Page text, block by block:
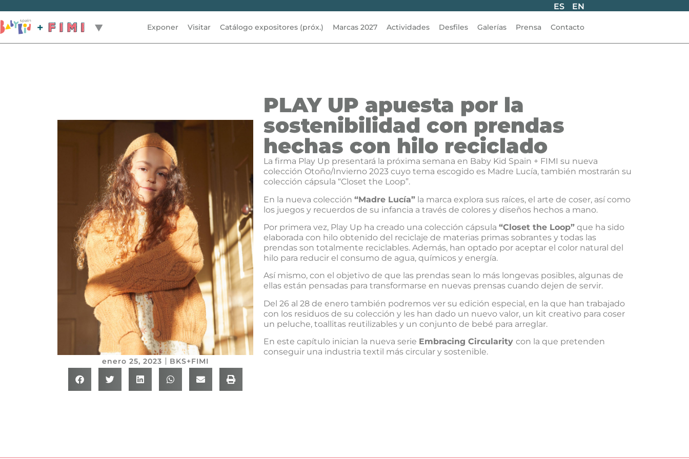
ES EN
Exponer Visitar Catálogo expositores (próx.) Marcas 2027 Actividades Desfiles Galerías Prensa Contacto
enero 25, 2023 BKS+FIMI
PLAY UP apuesta por la
sostenibilidad con prendas
hechas con hilo reciclado
La firma Play Up presentará la próxima semana en Baby Kid Spain + FIMI su nueva
colección Otoño/Invierno 2023 cuyo tema escogido es Madre Lucía, también mostrarán su
colección cápsula “Closet the Loop”.
En la nueva colección “Madre Lucía”la marca explora sus raíces, el arte de coser, así como
los juegos y recuerdos de su infancia a través de colores y diseños hechos a mano.
Por primera vez, Play Up ha creado una colección cápsula “Closet the Loop”que ha sido
elaborada con hilo obtenido del reciclaje de materias primas sobrantes y todas las
prendas son totalmente reciclables. Además, han optado por aceptar el color natural del
hilo para reducir el consumo de agua, químicos y energía.
Así mismo, con el objetivo de que las prendas sean lo más longevas posibles, algunas de
ellas están pensadas para transformarse en nuevas prensas cuando dejen de servir.
Del 26 al 28 de enero también podremos ver su edición especial, en la que han trabajado
con los residuos de su colección y les han dado un nuevo valor, un kit creativo para coser
un peluche, toallitas reutilizables y un conjunto de bebé para arreglar.
En este capítulo inician la nueva serie Embracing Circularity con la que pretenden
conseguir una industria textil más circular y sostenible.